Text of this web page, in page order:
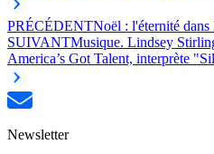
PRÉCÉDENTNoël : l'éternité dans
SUIVANTMusique. Lindsey
America’s Got Talent, interprète
Newsletter